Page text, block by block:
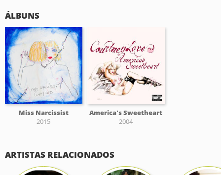
ÁLBUNS
Miss Narcissist
2015
America's Sweetheart
2004
ARTISTAS RELACIONADOS